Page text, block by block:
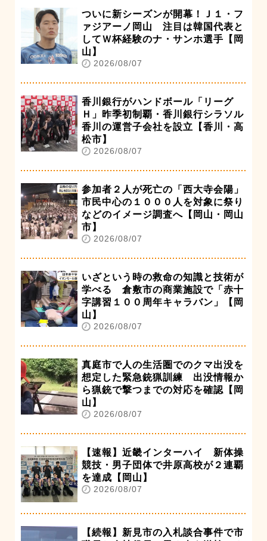
ついに新シーズンが開幕！Ｊ１・フ
ァジアーノ岡山 注目は韓国代表と
してＷ杯経験のナ・サンホ選手【岡
山】
2026/08/07
香川銀行がハンドボール「リーグ
Ｈ」昨季初制覇・香川銀行シラソル
香川の運営子会社を設立【香川・高
松市】
2026/08/07
参加者２人が死亡の「西大寺会陽」
市民中心の１０００人を対象に祭り
などのイメージ調査へ【岡山・岡山
市】
2026/08/07
いざという時の救命の知識と技術が
学べる 倉敷市の商業施設で「赤十
字講習１００周年キャラバン」【岡
山】
2026/08/07
真庭市で人の生活圏でのクマ出没を
想定した緊急銃猟訓練 出没情報か
ら猟銃で撃つまでの対応を確認【岡
山】
2026/08/07
【速報】近畿インターハイ 新体操
競技・男子団体で井原高校が２連覇
を達成【岡山】
2026/08/07
【続報】新見市の入札談合事件で市